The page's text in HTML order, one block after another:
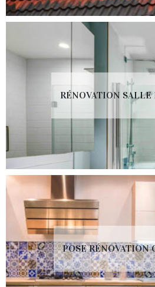
RÉNOVATION SALLE
POSE RÉNOVATION